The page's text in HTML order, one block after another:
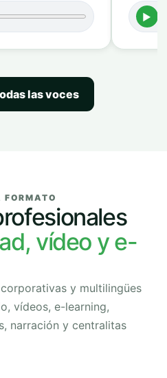
►
las voces
FORMATO
vídeo y e-
y multilingües
vídeos, e-learning,
narración y centralitas